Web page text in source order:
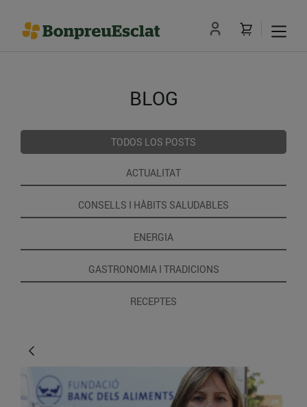
BLOG
TODOS LOS POSTS
ACTUALITAT
CONSELLS I HÀBITS SALUDABLES
ENERGIA
GASTRONOMIA I TRADICIONS
RECEPTES